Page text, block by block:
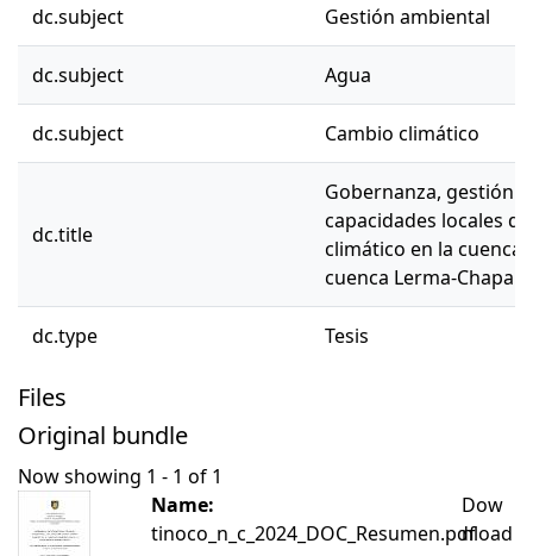
dc.subject Gestión ambiental
dc.subject Agua
dc.subject Cambio climático
dc.title
Gobernanza, gestión
capacidades locales
climático en la cuenca
cuenca Lerma-
dc.type Tesis
Files
Original bundle
Now showing 1 - 1 of 1
Name:
tinoco_n_c_2024_DOC_Resumen.pdf
Dow
nload